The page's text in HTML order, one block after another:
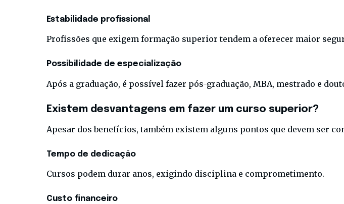
Estabilidade profissional
Profissões que exigem formação superior tendem a oferecer maior
Possibilidade de especialização
Após a graduação, é possível fazer pós-graduação, MBA, mestrado e
Existem desvantagens em fazer um curso superior?
Apesar dos benefícios, também existem alguns pontos que devem ser
Tempo de dedicação
Cursos podem durar anos, exigindo disciplina e comprometimento.
Custo financeiro